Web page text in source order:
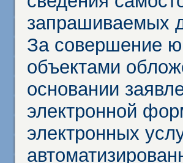
запрашиваемых
За совершение
объектами
основании
электронной
электронных